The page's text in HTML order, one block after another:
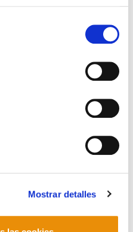
Mostrar detalles
marketing-cookieak onartu
MAPA DEL SITIO
ACCESIBILIDAD
Fundazioa